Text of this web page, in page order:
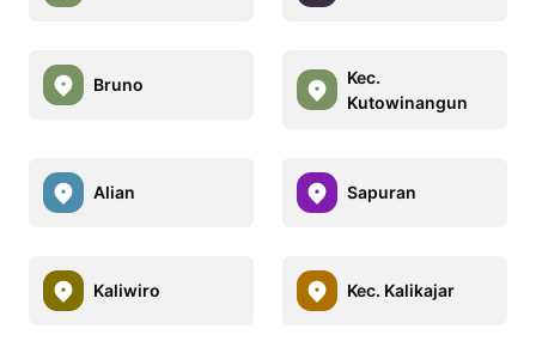
Bruno
Kec.
Kutowinangun
Alian Sapuran
Kaliwiro Kec. Kalikajar